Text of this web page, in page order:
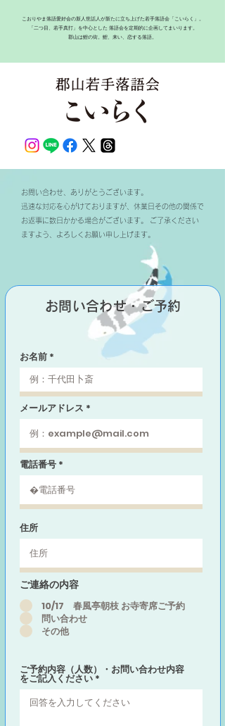
こおりやま落語愛好会の新人世話人が新たに立ち上げた若手落語会「こいらく」。
「二つ目、若手真打」を中心とした 落語会を定期的に企画してまいります。
郡山は鯉の街。鯉、来い、恋する落語。
お問い合わせ、ありがとうございます。
迅速な対応を心がけておりますが、休業日その他の関係で
お返事に数日かかる場合がございます。 ご了承ください
ますよう、よろしくお願い申し上げます。
​お問い合わせ・ご予約
お名前
メールアドレス
電話番号
住所
ご連絡の内容
10/17 春風亭朝枝 お寺寄席ご予約
問い合わせ
その他
ご予約内容（人数）・お問い合わせ内容
をご記入ください